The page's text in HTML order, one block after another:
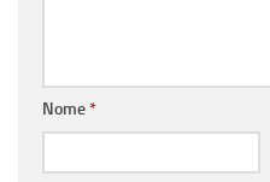
Nome*